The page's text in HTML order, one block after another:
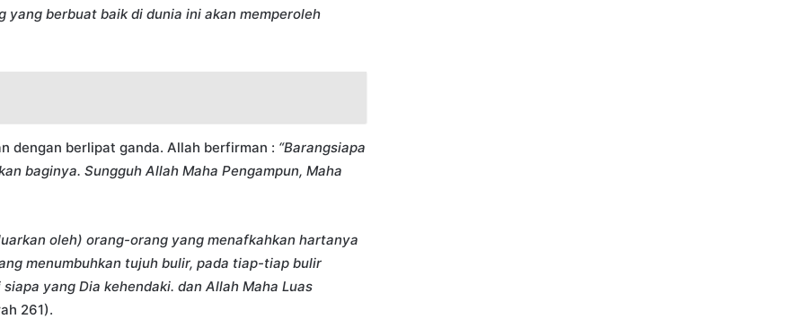
yang berbuat baik di dunia ini akan memperoleh
dengan berlipat ganda. Allah berfirman : “Barangsiapa
baginya. Sungguh Allah Maha Pengampun, Maha
oleh) orang-orang yang menafkahkan hartanya
menumbuhkan tujuh bulir, pada tiap-tiap bulir
yang Dia kehendaki. dan Allah Maha Luas
261).